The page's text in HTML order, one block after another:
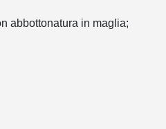
abbottonatura in maglia;